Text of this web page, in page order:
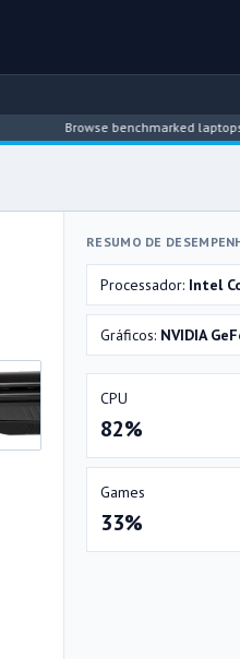
Browse benchmarked laptops,
RESUMO DE
Processador: Intel
Gráficos: NVIDIA
CPU
82%
Games
33%